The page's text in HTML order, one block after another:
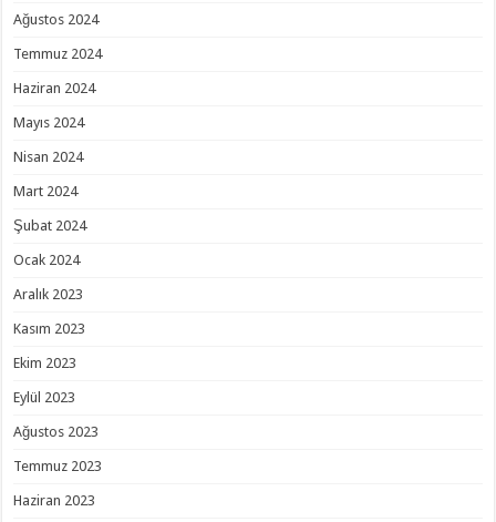
Ağustos 2024
Temmuz 2024
Haziran 2024
Mayıs 2024
Nisan 2024
Mart 2024
Şubat 2024
Ocak 2024
Aralık 2023
Kasım 2023
Ekim 2023
Eylül 2023
Ağustos 2023
Temmuz 2023
Haziran 2023